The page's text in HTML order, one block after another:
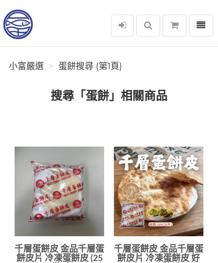
小富嚴選
選單
小富嚴選 蛋餅搜尋 (第1頁)
搜尋「蛋餅」相關商品
千層蛋餅皮 金品千層蛋
餅皮片 冷凍蛋餅皮 (25
千層蛋餅皮 金品千層蛋
餅皮片 冷凍蛋餅皮 好